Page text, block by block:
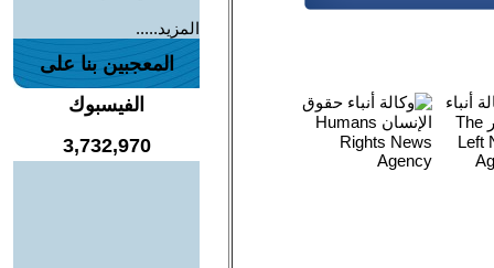
المزيد.....
المعجبين بنا على
الفيسبوك
3,732,970